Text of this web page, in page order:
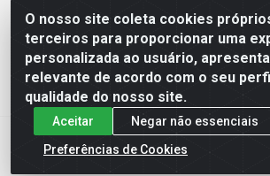
O nosso site coleta cookies
terceiros para proporcionar uma
personalizada ao usuário,
relevante de acordo com o seu
qualidade do nosso site.
Aceitar
Negar não essenciais
Preferências de Cookies
Machado Carnes Distribuidora de
Logradouro: Avenida Candido Aleixo, 148 -
- CEP 64.500-000 - 31.391.008/